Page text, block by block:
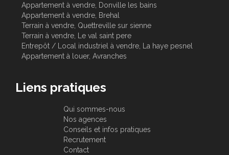
Appartement à vendre, Donville les bains
Appartement à vendre, Brehal
Terrain à vendre, Quettreville sur sienne
Terrain à vendre, Le val saint pere
Entrepôt / Local industriel à vendre, La haye pesnel
Appartement à louer, Avranches
Liens pratiques
Qui sommes-nous
Nos agences
Conseils et infos pratiques
Recrutement
Contact